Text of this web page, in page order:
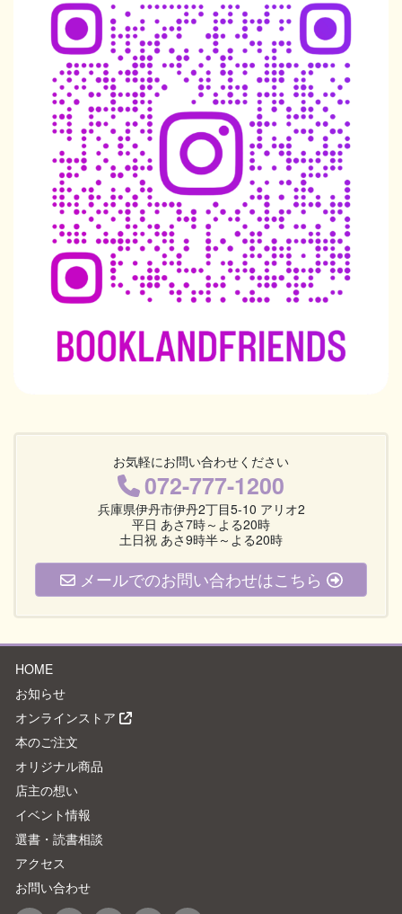
お気軽にお問い合わせください
072-777-1200
兵庫県伊丹市伊丹2丁目5-10 アリオ2
平日 あさ7時～よる20時
土日祝 あさ9時半～よる20時
メールでのお問い合わせはこちら
HOME
お知らせ
オンラインストア
本のご注文
オリジナル商品
店主の想い
イベント情報
選書・読書相談
アクセス
お問い合わせ